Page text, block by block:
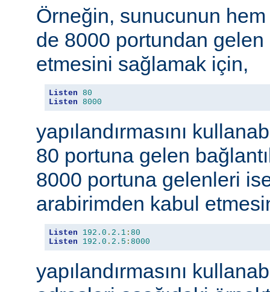
Örneğin, sunucunun
de 8000 portundan gelen
etmesini sağlamak için,
Listen 80
Listen 8000
yapılandırmasını
80 portuna gelen
8000 portuna gelenleri
arabirimden kabul
Listen 192.0 . 2.1 : 80
Listen
192.0 . 2.5 : 8000
yapılandırmasını